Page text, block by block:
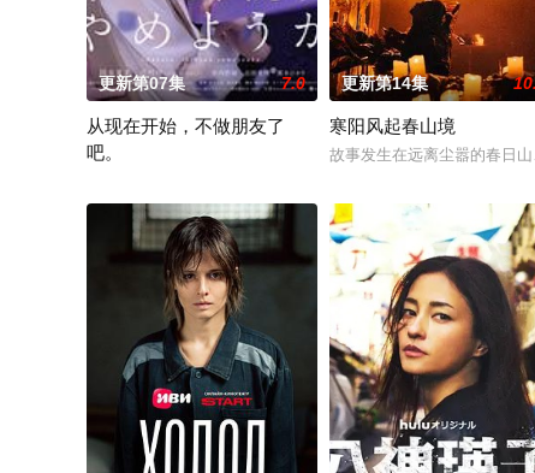
更新第07集 7.0
从现在开始，不做朋友了
吧。
更新第14集
寒阳风起春山境
故事发生在远离尘嚣的春日